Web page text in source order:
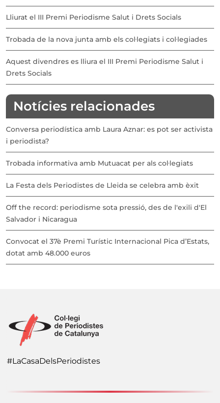
Lliurat el III Premi Periodisme Salut i Drets Socials
Trobada de la nova junta amb els col·legiats i col·legiades
Aquest divendres es lliura el III Premi Periodisme Salut i
Drets Socials
Notícies relacionades
Conversa periodística amb Laura Aznar: es pot ser activista
i periodista?
Trobada informativa amb Mutuacat per als col·legiats
La Festa dels Periodistes de Lleida se celebra amb èxit
Off the record: periodisme sota pressió, des de l'exili d'El
Salvador i Nicaragua
Convocat el 37è Premi Turístic Internacional Pica d’Estats,
dotat amb 48.000 euros
#LaCasaDelsPeriodistes